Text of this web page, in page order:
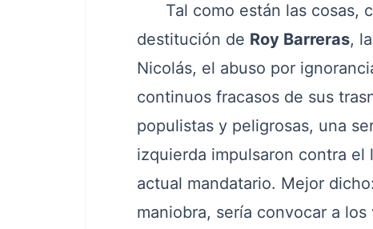
Tal como están las cosas,
destitución de Roy Barreras,
Nicolás, el abuso por
continuos fracasos de sus
populistas y peligrosas, una
izquierda impulsaron contra
actual mandatario. Mejor
maniobra, sería convocar a